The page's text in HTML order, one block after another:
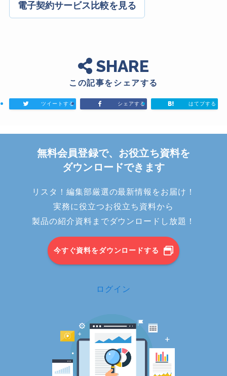
電子契約サービス比較を見る
SHARE
この記事をシェアする
ツイートする シェアする はてブする
無料会員登録で、お役立ち資料を
ダウンロードできます
リスタ！編集部厳選の最新情報をお届け！
実務に役立つお役立ち資料から
製品の紹介資料までダウンロードし放題！
今すぐ資料をダウンロードする
ログイン